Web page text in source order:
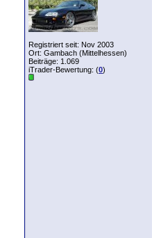
Registriert seit: Nov 2003
Ort: Gambach (Mittelhessen)
Beiträge: 1.069
iTrader-Bewertung: (0)